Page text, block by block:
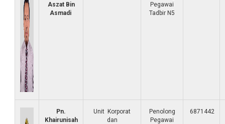
Aszat Bin
Asmadi
Pegawai
Tadbir N5
Pn.
Khairunisah
Unit Korporat
dan
Penolong
Pegawai
6871442